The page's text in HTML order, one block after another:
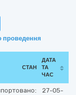
проведення
СТАН
ДАТА
ТА
ЧАС
27-05-